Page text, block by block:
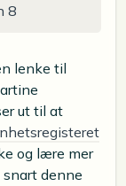
8
lenke til
ut til at
og lære mer
denne